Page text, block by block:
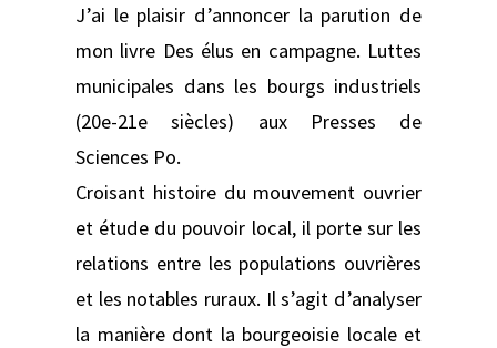
J’ai le plaisir d’annoncer la parution de
mon livre Des élus en campagne. Luttes
municipales dans les bourgs industriels
(20e-21e siècles) aux Presses de
Sciences Po.
Croisant histoire du mouvement ouvrier
et étude du pouvoir local, il porte sur les
relations entre les populations ouvrières
et les notables ruraux. Il s’agit d’analyser
la manière dont la bourgeoisie locale et